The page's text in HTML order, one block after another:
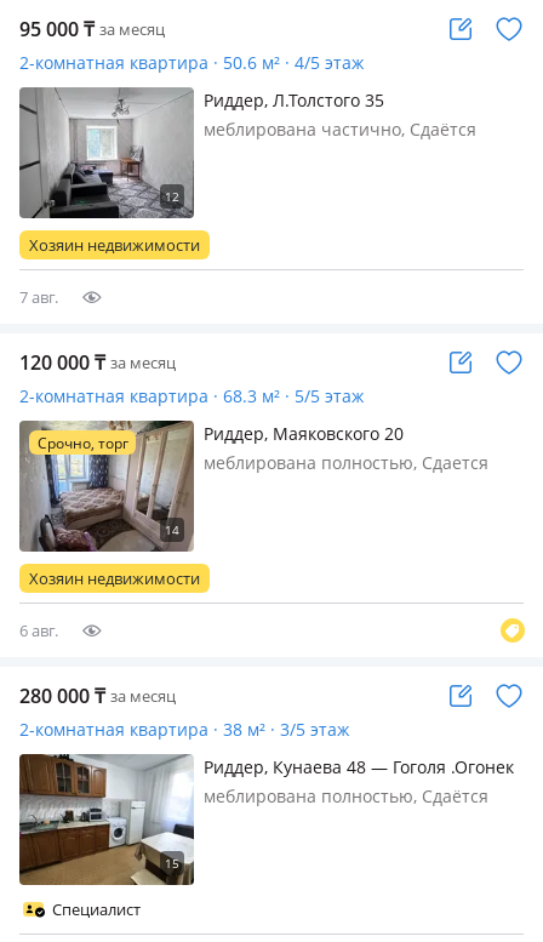
95 000₸ за месяц
2-комнатная квартира · 50.6 м² · 4/5 этаж
Риддер, Л.Толстого 35
меблирована частично, Сдаётся
середине дома, солнечная сторона —
очень тёплая. Средний ремонт…
Хозяин недвижимости
7 авг.
120 000₸ за месяц
2-комнатная квартира · 68.3 м² · 5/5 этаж
Срочно, торг
Риддер, Маяковского 20
меблирована полностью, Сдается
готова к проживанию. На кухне
установлен теплый пол, что дела…
Хозяин недвижимости
6 авг.
280 000₸ за месяц
2-комнатная квартира · 38 м² · 3/5 этаж
Риддер, Кунаева 48 — Гоголя .Огонек
рынок. центр .Арбат
меблирована полностью, Сдаётся
постельные принадлежности, Wi-Fi.
Специалист